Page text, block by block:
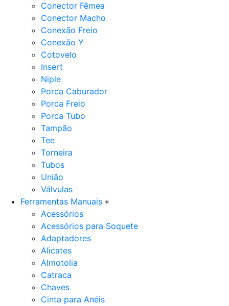
Conector Fêmea
Conector Macho
Conexão Freio
Conexão Y
Cotovelo
Insert
Niple
Porca Caburador
Porca Freio
Porca Tubo
Tampão
Tee
Torneira
Tubos
União
Válvulas
Ferramentas Manuais
Acessórios
Acessórios para Soquete
Adaptadores
Alicates
Almotolia
Catraca
Chaves
Cinta para Anéis